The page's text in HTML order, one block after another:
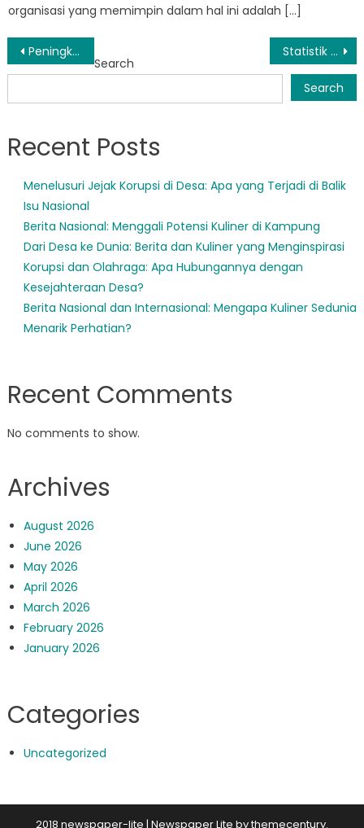
organisasi yang memimpin dalam hal ini adalah […]
Post
navigation
Peningkatan Pelayanan Publik: Upaya Disdikbud Abdya Meningkatkan Pelayanan Pendidikan dan Kebudayaan Statistik mengungkapkan tren pendidikan di Abdya: Apa yang ditunjukkan oleh angka-angka tersebut?
Search
Search
Recent Posts
Menelusuri Jejak Korupsi di Desa: Apa yang Terjadi di Balik
Isu Nasional
Berita Nasional: Menggali Potensi Kuliner di Kampung
Dari Desa ke Dunia: Berita dan Kuliner yang Menginspirasi
Korupsi dan Olahraga: Apa Hubungannya dengan
Kesejahteraan Desa?
Berita Nasional dan Internasional: Mengapa Kuliner Sedunia
Menarik Perhatian?
Recent Comments
No comments to show.
Archives
August 2026
June 2026
May 2026
April 2026
March 2026
February 2026
January 2026
Categories
Uncategorized
2018 newspaper-lite | Newspaper Lite bythemecentury.